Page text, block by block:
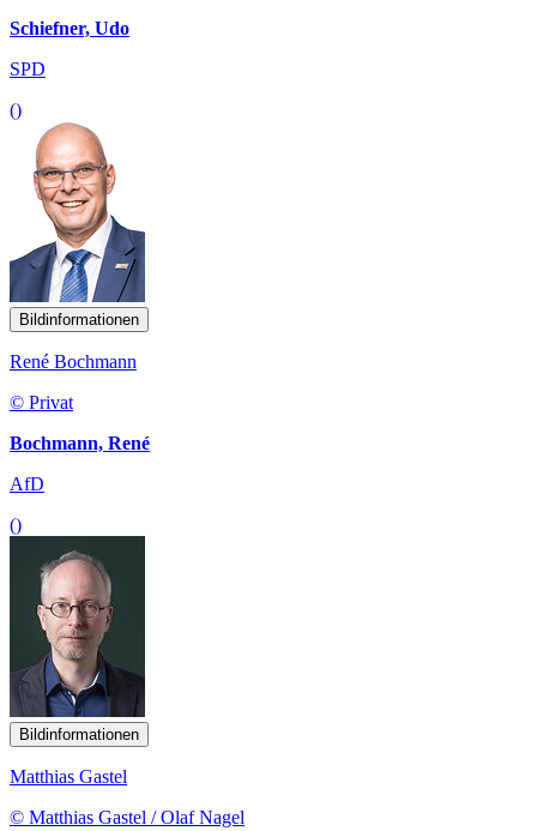
Schiefner, Udo
SPD
()
Bildinformationen
René Bochmann
© Privat
Bochmann, René
AfD
()
Bildinformationen
Matthias Gastel
© Matthias Gastel / Olaf Nagel